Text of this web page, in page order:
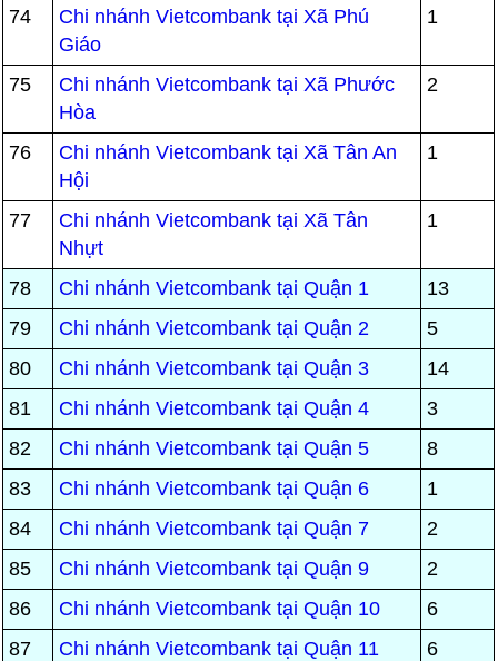
74
Chi nhánh Vietcombank tại Xã Phú
Giáo
1
75
Chi nhánh Vietcombank tại Xã Phước
Hòa
2
76
Chi nhánh Vietcombank tại Xã Tân An
Hội
1
77
Chi nhánh Vietcombank tại Xã Tân
Nhựt
1
78 Chi nhánh Vietcombank tại Quận 1
13
79
Chi nhánh Vietcombank tại Quận 2
5
80
Chi nhánh Vietcombank tại Quận 3
14
81
Chi nhánh Vietcombank tại Quận 4
3
82
Chi nhánh Vietcombank tại Quận 5
8
83
Chi nhánh Vietcombank tại Quận 6
1
84
Chi nhánh Vietcombank tại Quận 7
2
85
Chi nhánh Vietcombank tại Quận 9
2
86
Chi nhánh Vietcombank tại Quận 10
6
87
Chi nhánh Vietcombank tại Quận 11
6